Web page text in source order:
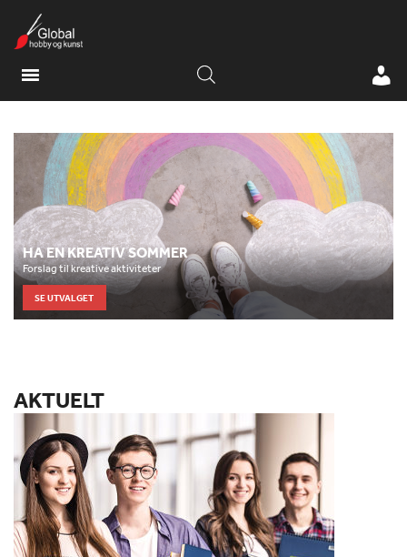
HA EN KREATIV SOMMER
Forslag til kreative aktiviteter
SE UTVALGET
AKTUELT